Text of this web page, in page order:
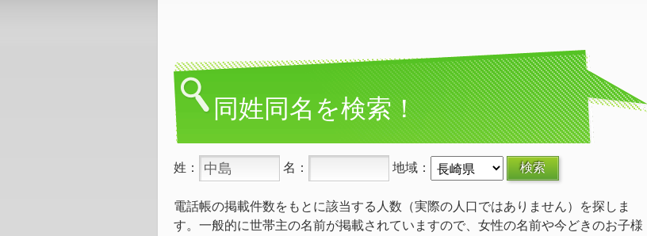
同姓同名を検索！
姓： 名： 地域：
電話帳の掲載件数をもとに該当する人数（実際の人口ではありません）を探しま
す。一般的に世帯主の名前が掲載されていますので、女性の名前や今どきのお子様